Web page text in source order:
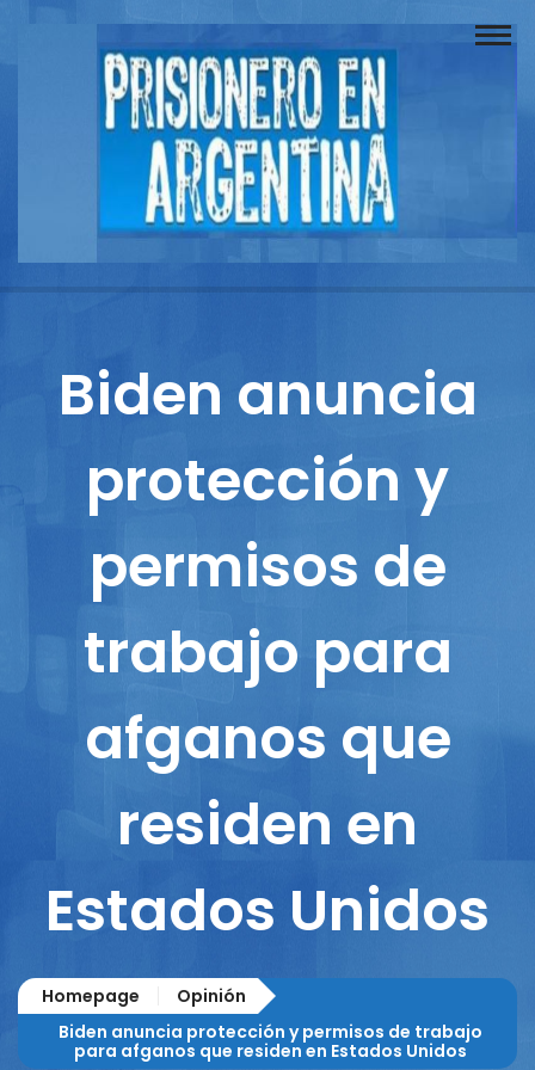
Documentos
Reportajes
Contacto
Biden anuncia
protección y
permisos de
trabajo para
afganos que
residen en
Estados Unidos
Homepage
Opinión
Biden anuncia protección y permisos de trabajo
para afganos que residen en Estados Unidos